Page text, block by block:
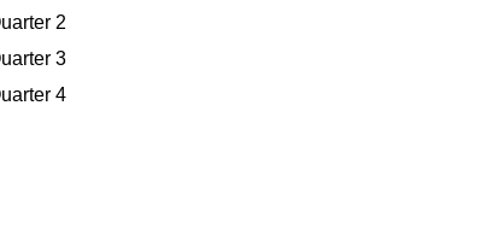
2
3
4